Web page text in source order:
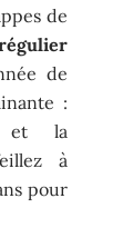
de
de
:
et la
à
pour